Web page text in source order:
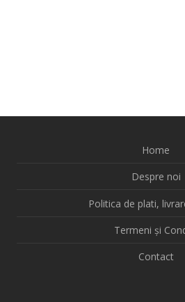
Home
Despre noi
Politica de plati,
Termeni și
Contact